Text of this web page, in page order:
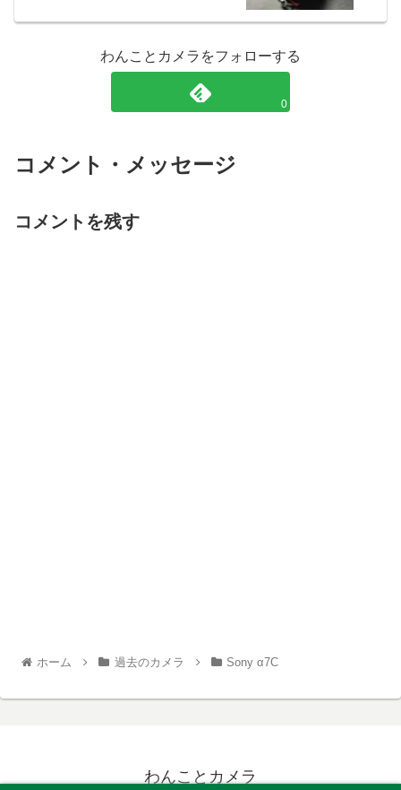
わんことカメラをフォローする
0
コメント・メッセージ
コメントを残す
ホーム 過去のカメラ Sony α7C
わんことカメラ